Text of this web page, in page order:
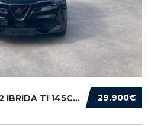
29.900€
ALFA ROMEO JUNIOR 1.2 IBRIDA TI 145CV EDCT6